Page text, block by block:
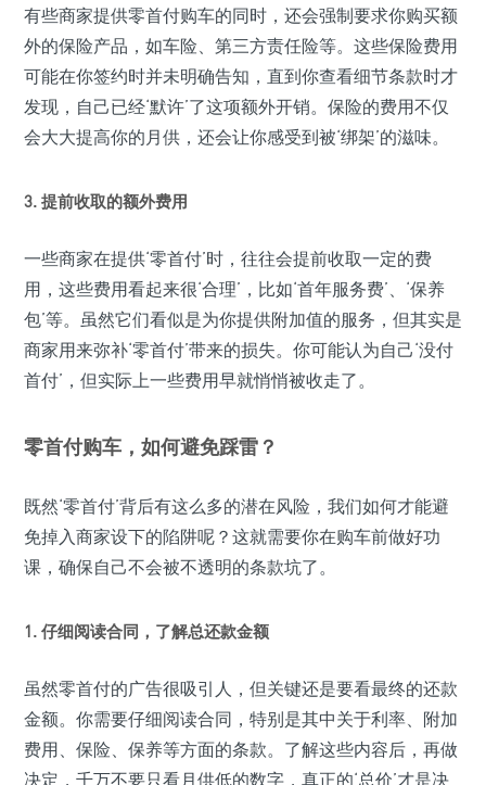
有些商家提供零首付购车的同时，还会强制要求你购买额
外的保险产品，如车险、第三方责任险等。这些保险费用
可能在你签约时并未明确告知，直到你查看细节条款时才
发现，自己已经‘默许’了这项额外开销。保险的费用不仅
会大大提高你的月供，还会让你感受到被‘绑架’的滋味。
3. 提前收取的额外费用
一些商家在提供‘零首付’时，往往会提前收取一定的费
用，这些费用看起来很‘合理’，比如‘首年服务费’、‘保养
包’等。虽然它们看似是为你提供附加值的服务，但其实是
商家用来弥补‘零首付’带来的损失。你可能认为自己‘没付
首付’，但实际上一些费用早就悄悄被收走了。
零首付购车，如何避免踩雷？
既然‘零首付’背后有这么多的潜在风险，我们如何才能避
免掉入商家设下的陷阱呢？这就需要你在购车前做好功
课，确保自己不会被不透明的条款坑了。
1. 仔细阅读合同，了解总还款金额
虽然零首付的广告很吸引人，但关键还是要看最终的还款
金额。你需要仔细阅读合同，特别是其中关于利率、附加
费用、保险、保养等方面的条款。了解这些内容后，再做
决定，千万不要只看月供低的数字，真正的‘总价’才是决